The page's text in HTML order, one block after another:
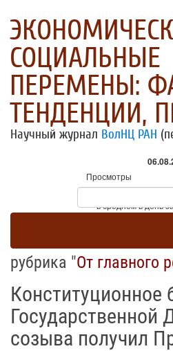
СОЦИАЛЬНЫЕ
ПЕРЕМЕНЫ:
ТЕНДЕНЦИИ,
Научный журнал ВолНЦ РАН
Просмотры
Посетители
* - в среднем в день
рубрика "От главного
Конституционное
Государственной
созыва получил